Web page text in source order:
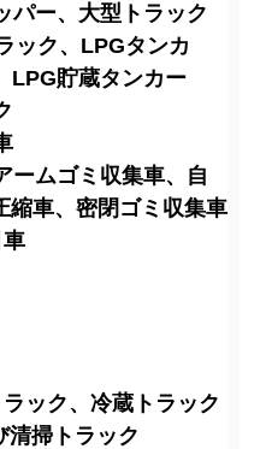
パー、大型トラック
ック、LPGタンカ
LPG貯蔵タンカー
ームゴミ収集車、自
縮車、密閉ゴミ収集車
ック、冷蔵トラック
清掃トラック